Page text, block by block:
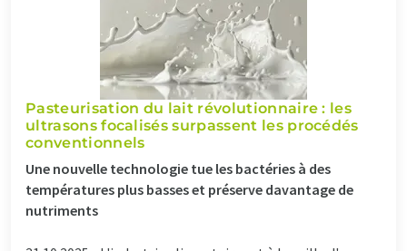
Pasteurisation du lait révolutionnaire : les
ultrasons focalisés surpassent les procédés
conventionnels
Une nouvelle technologie tue les bactéries à des
températures plus basses et préserve davantage de
nutriments